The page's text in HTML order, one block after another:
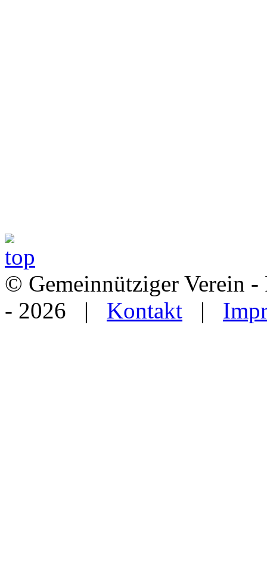
© Gemeinnütziger Verein -
- 2026 | Kontakt |